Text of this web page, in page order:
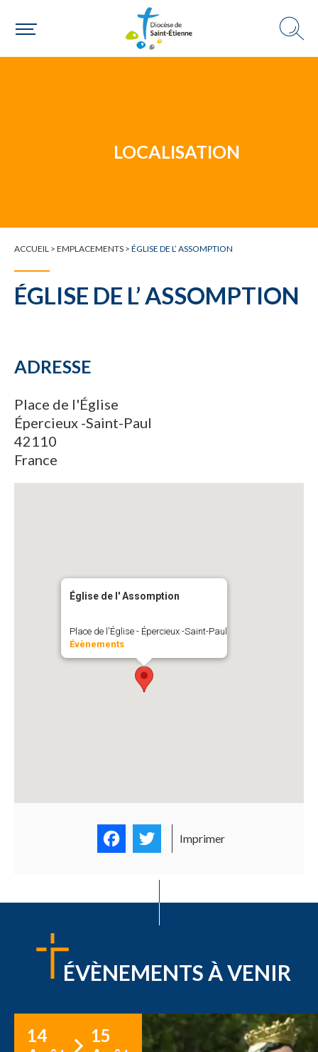
Un mouvement
LOCALISATION
ACCUEIL > EMPLACEMENTS > ÉGLISE DE L’ ASSOMPTION
ÉGLISE DE L’ ASSOMPTION
ADRESSE
Place de l'Église
Épercieux -Saint-Paul
42110
France
Église de l' Assomption
Place de l'Église - Épercieux -Saint-Paul
Évènements
FacebookTwitter
Imprimer
ÉVÈNEMENTS À VENIR
14
15